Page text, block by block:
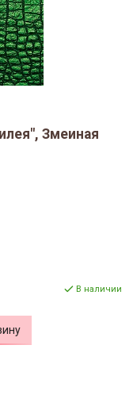
Змеиная
В наличии